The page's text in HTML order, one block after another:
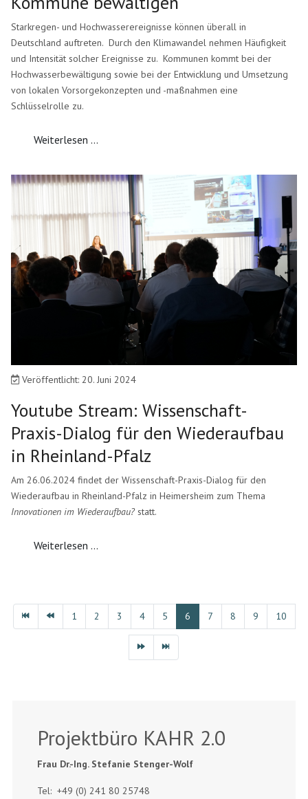
Starkregen- und Hochwasserereignisse können überall in
Deutschland auftreten. Durch den Klimawandel nehmen Häufigkeit
und Intensität solcher Ereignisse zu. Kommunen kommt bei der
Hochwasserbewältigung sowie bei der Entwicklung und Umsetzung
von lokalen Vorsorgekonzepten und -maßnahmen eine
Schlüsselrolle zu.
Weiterlesen ...
Veröffentlicht: 20. Juni 2024
Youtube Stream: Wissenschaft-
Praxis-Dialog für den Wiederaufbau
in Rheinland-Pfalz
Am 26.06.2024 findet der Wissenschaft-Praxis-Dialog für den
Wiederaufbau in Rheinland-Pfalz in Heimersheim zum Thema
Innovationen im Wiederaufbau?statt.
Weiterlesen ...
1 2 3 4 5 6 7 8 9 10
Projektbüro KAHR 2.0
Frau Dr.-Ing. Stefanie Stenger-Wolf
Tel: +49 (0) 241 80 25748